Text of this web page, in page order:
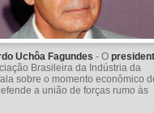
Uchôa Fagundes - O
Brasileira da Indústria da
sobre o momento econômico
a união de forças rumo às